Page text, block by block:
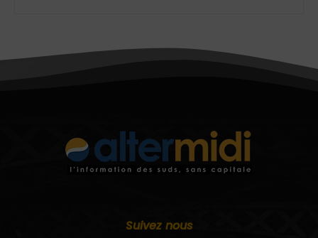
Suivez nous